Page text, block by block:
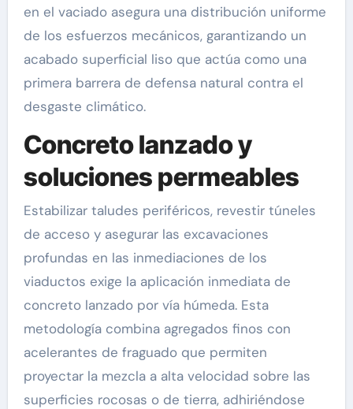
en el vaciado asegura una distribución uniforme
de los esfuerzos mecánicos, garantizando un
acabado superficial liso que actúa como una
primera barrera de defensa natural contra el
desgaste climático.
Concreto lanzado y
soluciones permeables
Estabilizar taludes periféricos, revestir túneles
de acceso y asegurar las excavaciones
profundas en las inmediaciones de los
viaductos exige la aplicación inmediata de
concreto lanzado por vía húmeda. Esta
metodología combina agregados finos con
acelerantes de fraguado que permiten
proyectar la mezcla a alta velocidad sobre las
superficies rocosas o de tierra, adhiriéndose